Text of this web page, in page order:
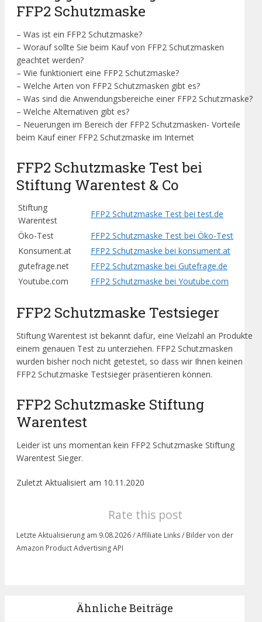
FFP2 Schutzmaske
– Was ist ein FFP2 Schutzmaske?
– Worauf sollte Sie beim Kauf von FFP2 Schutzmasken
geachtet werden?
– Wie funktioniert eine FFP2 Schutzmaske?
– Welche Arten von FFP2 Schutzmasken gibt es?
– Was sind die Anwendungsbereiche einer FFP2 Schutzmaske?
– Welche Alternativen gibt es?
– Neuerungen im Bereich der FFP2 Schutzmasken- Vorteile
beim Kauf einer FFP2 Schutzmaske im Internet
FFP2 Schutzmaske Test bei
Stiftung Warentest & Co
Stiftung
Warentest
FFP2 Schutzmaske Test bei test.de
Öko-Test
FFP2 Schutzmaske Test bei Öko-Test
Konsument.at
FFP2 Schutzmaske bei konsument.at
gutefrage.net
FFP2 Schutzmaske bei Gutefrage.de
Youtube.com
FFP2 Schutzmaske bei Youtube.com
FFP2 Schutzmaske Testsieger
Stiftung Warentest ist bekannt dafür, eine Vielzahl an Produkte
einem genauen Test zu unterziehen. FFP2 Schutzmasken
wurden bisher noch nicht getestet, so dass wir Ihnen keinen
FFP2 Schutzmaske Testsieger präsentieren können.
FFP2 Schutzmaske Stiftung
Warentest
Leider ist uns momentan kein FFP2 Schutzmaske Stiftung
Warentest Sieger.
Zuletzt Aktualisiert am 10.11.2020
Rate this post
Letzte Aktualisierung am 9.08.2026 / Affiliate Links / Bilder von der
Amazon Product Advertising API
Ähnliche Beiträge